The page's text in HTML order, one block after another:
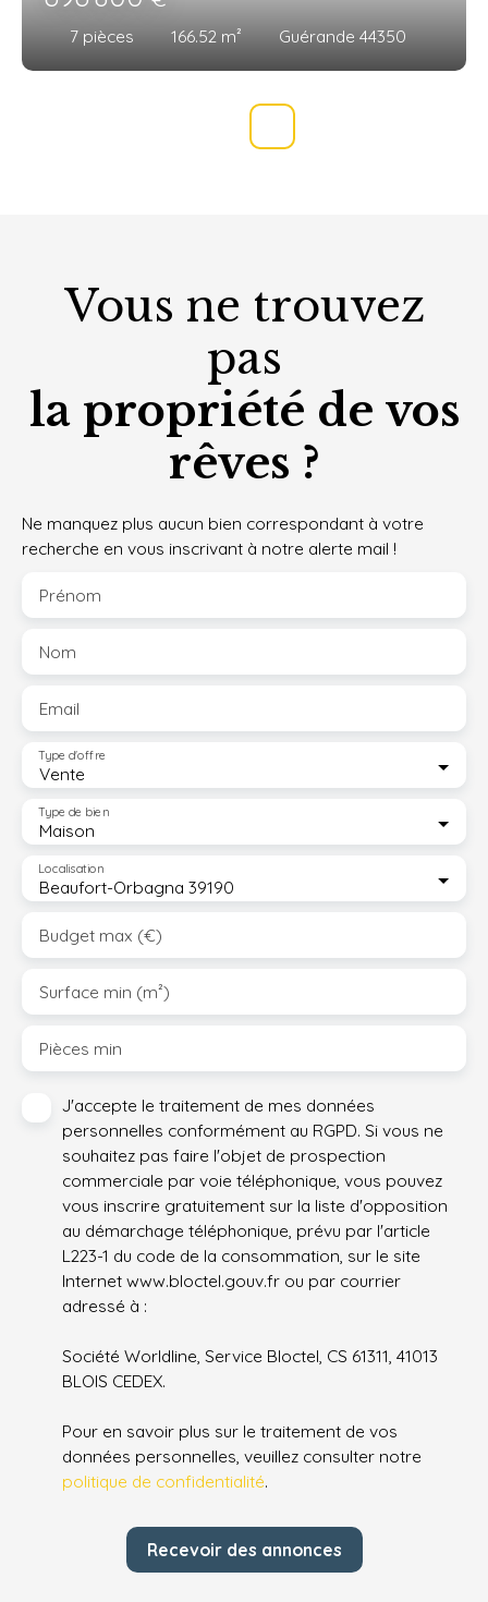
7 pièces 166.52 m² Guérande 44350
Vous ne trouvez
pas
la propriété de vos
rêves ?
Ne manquez plus aucun bien correspondant à votre
recherche en vous inscrivant à notre alerte mail !
Prénom
Nom
Email
Vente
Type d'offre
Maison
Type de bien
Beaufort-Orbagna 39190
Localisation
Budget max (€)
Surface min (m²)
Pièces min
J'accepte le traitement de mes données
personnelles conformément au RGPD. Si vous ne
souhaitez pas faire l'objet de prospection
commerciale par voie téléphonique, vous pouvez
vous inscrire gratuitement sur la liste d'opposition
au démarchage téléphonique, prévu par l'article
L223-1 du code de la consommation, sur le site
Internet www.bloctel.gouv.fr ou par courrier
adressé à :
Société Worldline, Service Bloctel, CS 61311, 41013
BLOIS CEDEX.
Pour en savoir plus sur le traitement de vos
données personnelles, veuillez consulter notre
politique de confidentialité.
Recevoir des annonces